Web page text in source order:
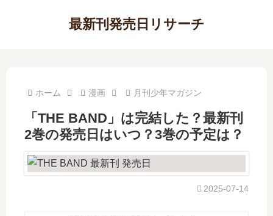
最新刊発売日リサーチ
ホーム 漫画 月刊少年マガジン
「THE BAND」は完結した？最新刊
2巻の発売日はいつ？3巻の予定は？
2025-07-14